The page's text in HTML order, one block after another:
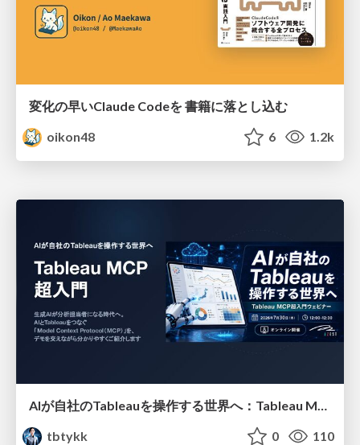
変化の早いClaude Codeを 書籍に落とし込む
oikon48
6 1.2k
AIが自社のTableauを操作する世界へ：Tableau MCP超入門
tbtykk
0 110